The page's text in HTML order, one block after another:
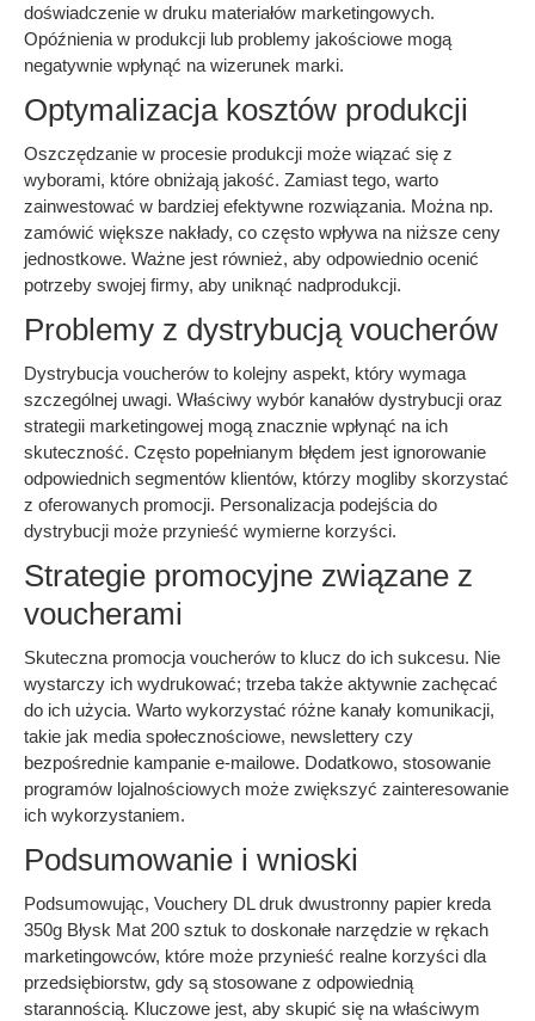
doświadczenie w druku materiałów marketingowych.
Opóźnienia w produkcji lub problemy jakościowe mogą
negatywnie wpłynąć na wizerunek marki.
Optymalizacja kosztów produkcji
Oszczędzanie w procesie produkcji może wiązać się z
wyborami, które obniżają jakość. Zamiast tego, warto
zainwestować w bardziej efektywne rozwiązania. Można np.
zamówić większe nakłady, co często wpływa na niższe ceny
jednostkowe. Ważne jest również, aby odpowiednio ocenić
potrzeby swojej firmy, aby uniknąć nadprodukcji.
Problemy z dystrybucją voucherów
Dystrybucja voucherów to kolejny aspekt, który wymaga
szczególnej uwagi. Właściwy wybór kanałów dystrybucji oraz
strategii marketingowej mogą znacznie wpłynąć na ich
skuteczność. Często popełnianym błędem jest ignorowanie
odpowiednich segmentów klientów, którzy mogliby skorzystać
z oferowanych promocji. Personalizacja podejścia do
dystrybucji może przynieść wymierne korzyści.
Strategie promocyjne związane z
voucherami
Skuteczna promocja voucherów to klucz do ich sukcesu. Nie
wystarczy ich wydrukować; trzeba także aktywnie zachęcać
do ich użycia. Warto wykorzystać różne kanały komunikacji,
takie jak media społecznościowe, newslettery czy
bezpośrednie kampanie e-mailowe. Dodatkowo, stosowanie
programów lojalnościowych może zwiększyć zainteresowanie
ich wykorzystaniem.
Podsumowanie i wnioski
Podsumowując, Vouchery DL druk dwustronny papier kreda
350g Błysk Mat 200 sztuk to doskonałe narzędzie w rękach
marketingowców, które może przynieść realne korzyści dla
przedsiębiorstw, gdy są stosowane z odpowiednią
starannością. Kluczowe jest, aby skupić się na właściwym